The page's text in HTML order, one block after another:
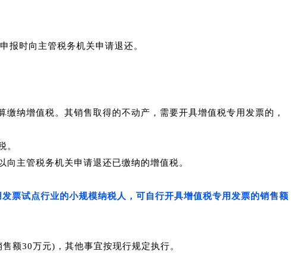
报时向主管税务机关申请退还。
缴纳增值税。 其销售取得的不动产，需要开具增值税专用发票的，
。
主管税务机关申请退还已缴纳的增值税。
票试点行业的小规模纳税人，可自行开具增值税专用发票的销售额
额30万元)，其他事宜按现行规定执行。